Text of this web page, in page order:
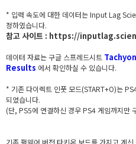
* 입력 속도에 대한 데이터는 Input Lag
정하였습니다.
참고 사이트 : https://
데이터 자료는 구글 스프레드시트
Results 에서 확인하실 수 있습니다.
* 기존 다이렉트 인풋 모드(START+O)는
되었습니다.
(단, PS5에 연결하신 경우 PS4 게임까지만
기존 펌웨어 버전 타키온 보드를 가지고 계